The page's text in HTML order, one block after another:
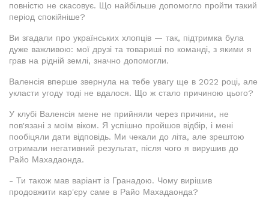
повністю не скасовує. Що найбільше допомогло пройти такий
період спокійніше?
Ви згадали про українських хлопців — так, підтримка була
дуже важливою: мої друзі та товариші по команді, з якими я
грав на рідній землі, значно допомогли.
Валенсія вперше звернула на тебе увагу ще в 2022 році, але
укласти угоду тоді не вдалося. Що ж стало причиною цього?
У клубі Валенсія мене не прийняли через причини, не
пов'язані з моїм віком. Я успішно пройшов відбір, і мені
пообіцяли дати відповідь. Ми чекали до літа, але зрештою
отримали негативний результат, після чого я вирушив до
Райо Махадаонда.
- Ти також мав варіант із Гранадою. Чому вирішив
продовжити кар'єру саме в Райо Махадаонда?